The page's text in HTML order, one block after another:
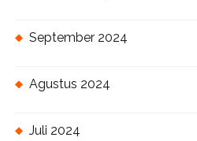
September 2024
Agustus 2024
Juli 2024